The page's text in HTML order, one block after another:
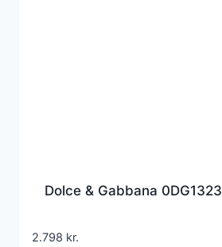
Dolce & Gabbana 0DG1323
2.798 kr.